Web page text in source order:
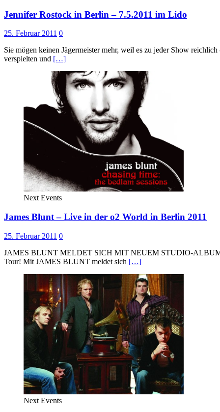
Jennifer Rostock in Berlin – 7.5.2011 im Lido
25. Februar 2011 0
Sie mögen keinen Jägermeister mehr, weil es zu jeder Show
verspielten und […]
Next Events
James Blunt – Live in der o2 World in Berlin 2011
25. Februar 2011 0
JAMES BLUNT MELDET SICH MIT NEUEM STUDIO-ALBUM
Tour! Mit JAMES BLUNT meldet sich […]
Next Events